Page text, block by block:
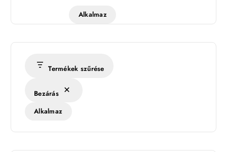
Alkalmaz
Termékek szűrése
Bezárás
Alkalmaz